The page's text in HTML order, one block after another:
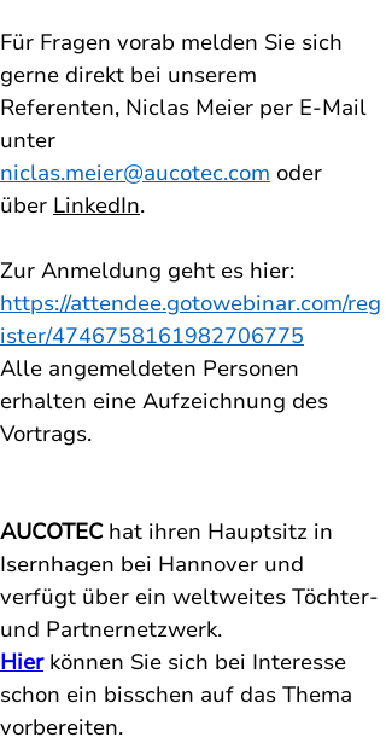
Für Fragen vorab melden Sie sich
gerne direkt bei unserem
Referenten, Niclas Meier per E-Mail
unter
niclas.meier@aucotec.com oder
über LinkedIn.
Zur Anmeldung geht es hier:
https://attendee.gotowebinar.com/reg
ister/4746758161982706775
Alle angemeldeten Personen
erhalten eine Aufzeichnung des
Vortrags.
AUCOTEC hat ihren Hauptsitz in
Isernhagen bei Hannover und
verfügt über ein weltweites Töchter-
und Partnernetzwerk.
Hier können Sie sich bei Interesse
schon ein bisschen auf das Thema
vorbereiten.